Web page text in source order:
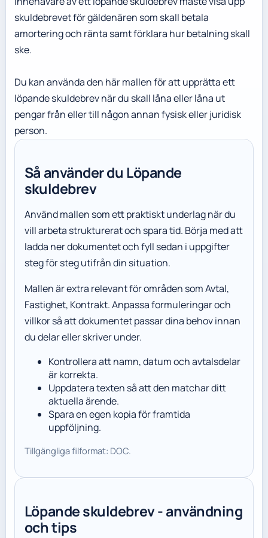
skuldebrevet för gäldenären som skall betala
amortering och ränta samt förklara hur betalning skall
ske.
Du kan använda den här mallen för att upprätta ett
löpande skuldebrev när du skall låna eller låna ut
pengar från eller till någon annan fysisk eller juridisk
person.
Så använder du Löpande
skuldebrev
Använd mallen som ett praktiskt underlag när du
vill arbeta strukturerat och spara tid. Börja med att
ladda ner dokumentet och fyll sedan i uppgifter
steg för steg utifrån din situation.
Mallen är extra relevant för områden som Avtal,
Fastighet, Kontrakt. Anpassa formuleringar och
villkor så att dokumentet passar dina behov innan
du delar eller skriver under.
Kontrollera att namn, datum och avtalsdelar
är korrekta.
Uppdatera texten så att den matchar ditt
aktuella ärende.
Spara en egen kopia för framtida
uppföljning.
Tillgängliga filformat: DOC.
Löpande skuldebrev - användning
och tips